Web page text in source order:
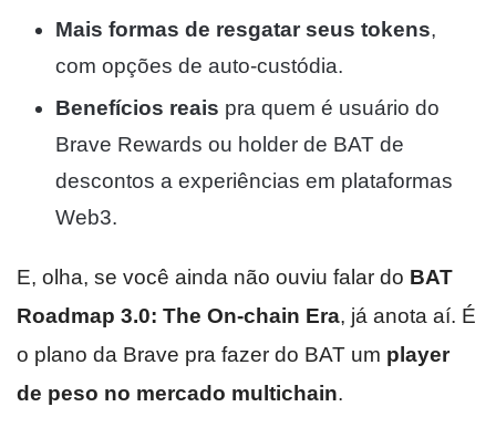
Mais formas de resgatar seus tokens,
com opções de auto-custódia.
Benefícios reais pra quem é usuário do
Brave Rewards ou holder de BAT de
descontos a experiências em plataformas
Web3.
E, olha, se você ainda não ouviu falar do BAT
Roadmap 3.0: The On-chain Era, já anota aí. É
o plano da Brave pra fazer do BAT um player
de peso no mercado multichain.